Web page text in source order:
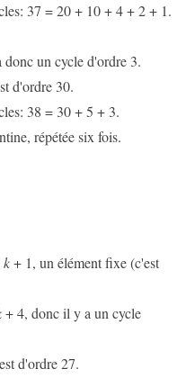
37 = 20 + 10 + 4 + 2 + 1.
un cycle d'ordre 3.
30.
38 = 30 + 5 + 3.
répétée six fois.
k+ 1, un élément fixe (c'est
+ 4, donc il y a un cycle
27.